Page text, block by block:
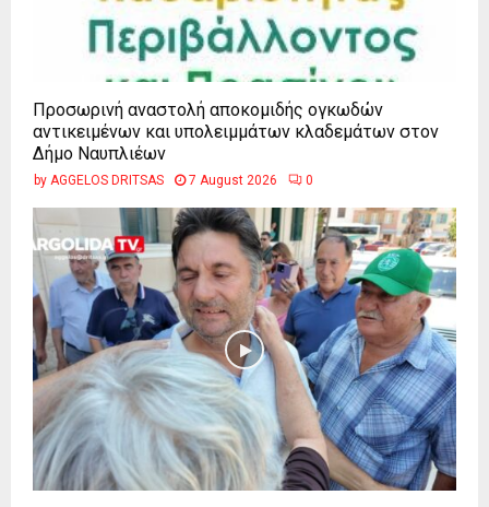
Προσωρινή αναστολή αποκομιδής ογκωδών
αντικειμένων και υπολειμμάτων κλαδεμάτων στον
Δήμο Ναυπλιέων
by AGGELOS DRITSAS 7 August 2026 0